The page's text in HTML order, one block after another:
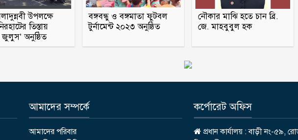
উপলক্ষে
তিস্তায়
জুলুস’ অনুষ্ঠিত
বঙ্গবন্ধু ও বঙ্গমাতা ফুটবল
টুর্নামেন্ট ২০২৩ অনুষ্ঠিত
নৌকার মাঝি হতে চান ব্রি.
জে. মাহবুবুল হক
আমাদের সম্পর্কে
আমাদের পরিবার
কর্পোরেট অফিস
প্রধান কার্যালয় : বাড়ী নং-৫৯,